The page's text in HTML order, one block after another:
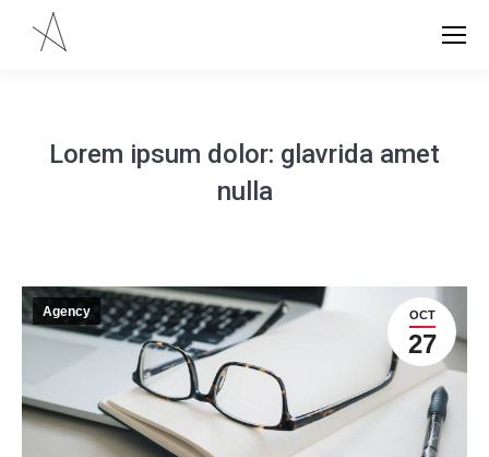
Lorem ipsum dolor: glavrida amet
nulla
OCT
27
Agency